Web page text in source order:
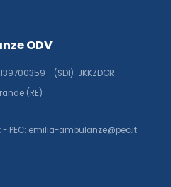
ODV
- (SDI): JKKZDGR
(RE)
PEC: emilia-ambulanze@pec.it